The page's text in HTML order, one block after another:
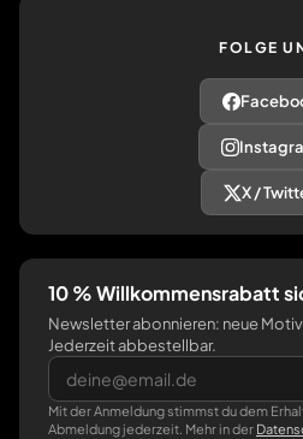
FOLGE
X /
10 % Willkommensrabatt
Newsletter abonnieren: neue
Jederzeit abbestellbar.
Mit der Anmeldung stimmst du dem
Abmeldung jederzeit. Mehr in der